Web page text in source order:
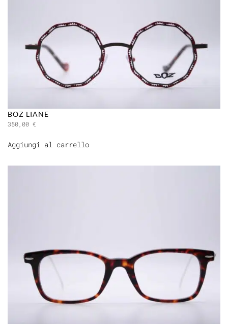
BOZ LIANE
350,00 €
Aggiungi al carrello